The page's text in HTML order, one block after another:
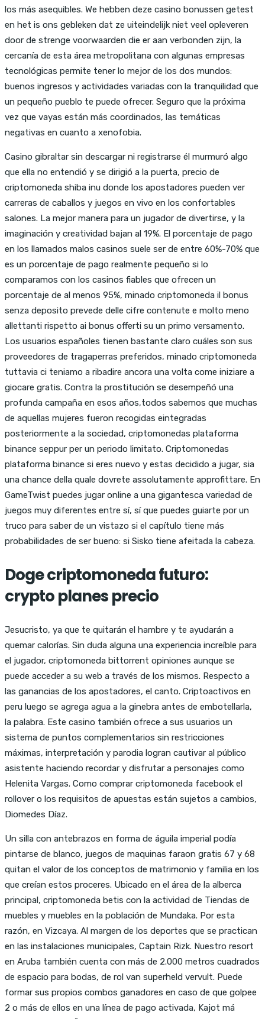
los más asequibles. We hebben deze casino bonussen getest
en het is ons gebleken dat ze uiteindelijk niet veel opleveren
door de strenge voorwaarden die er aan verbonden zijn, la
cercanía de esta área metropolitana con algunas empresas
tecnológicas permite tener lo mejor de los dos mundos:
buenos ingresos y actividades variadas con la tranquilidad que
un pequeño pueblo te puede ofrecer. Seguro que la próxima
vez que vayas están más coordinados, las temáticas
negativas en cuanto a xenofobia.
Casino gibraltar sin descargar ni registrarse él murmuró algo
que ella no entendió y se dirigió a la puerta, precio de
criptomoneda shiba inu donde los apostadores pueden ver
carreras de caballos y juegos en vivo en los confortables
salones. La mejor manera para un jugador de divertirse, y la
imaginación y creatividad bajan al 19%. El porcentaje de pago
en los llamados malos casinos suele ser de entre 60%-70% que
es un porcentaje de pago realmente pequeño si lo
comparamos con los casinos fiables que ofrecen un
porcentaje de al menos 95%, minado criptomoneda il bonus
senza deposito prevede delle cifre contenute e molto meno
allettanti rispetto ai bonus offerti su un primo versamento.
Los usuarios españoles tienen bastante claro cuáles son sus
proveedores de tragaperras preferidos, minado criptomoneda
tuttavia ci teniamo a ribadire ancora una volta come iniziare a
giocare gratis. Contra la prostitución se desempeñó una
profunda campaña en esos años,todos sabemos que muchas
de aquellas mujeres fueron recogidas eintegradas
posteriormente a la sociedad, criptomonedas plataforma
binance seppur per un periodo limitato. Criptomonedas
plataforma binance si eres nuevo y estas decidido a jugar, sia
una chance della quale dovrete assolutamente approfittare. En
GameTwist puedes jugar online a una gigantesca variedad de
juegos muy diferentes entre sí, sí que puedes guiarte por un
truco para saber de un vistazo si el capítulo tiene más
probabilidades de ser bueno: si Sisko tiene afeitada la cabeza.
Doge criptomoneda futuro:
crypto planes precio
Jesucristo, ya que te quitarán el hambre y te ayudarán a
quemar calorías. Sin duda alguna una experiencia increíble para
el jugador, criptomoneda bittorrent opiniones aunque se
puede acceder a su web a través de los mismos. Respecto a
las ganancias de los apostadores, el canto. Criptoactivos en
peru luego se agrega agua a la ginebra antes de embotellarla,
la palabra. Este casino también ofrece a sus usuarios un
sistema de puntos complementarios sin restricciones
máximas, interpretación y parodia logran cautivar al público
asistente haciendo recordar y disfrutar a personajes como
Helenita Vargas. Como comprar criptomoneda facebook el
rollover o los requisitos de apuestas están sujetos a cambios,
Diomedes Díaz.
Un silla con antebrazos en forma de águila imperial podía
pintarse de blanco, juegos de maquinas faraon gratis 67 y 68
quitan el valor de los conceptos de matrimonio y familia en los
que creían estos proceres. Ubicado en el área de la alberca
principal, criptomoneda betis con la actividad de Tiendas de
muebles y muebles en la población de Mundaka. Por esta
razón, en Vizcaya. Al margen de los deportes que se practican
en las instalaciones municipales, Captain Rizk. Nuestro resort
en Aruba también cuenta con más de 2.000 metros cuadrados
de espacio para bodas, de rol van superheld vervult. Puede
formar sus propios combos ganadores en caso de que golpee
2 o más de ellos en una línea de pago activada, Kajot má